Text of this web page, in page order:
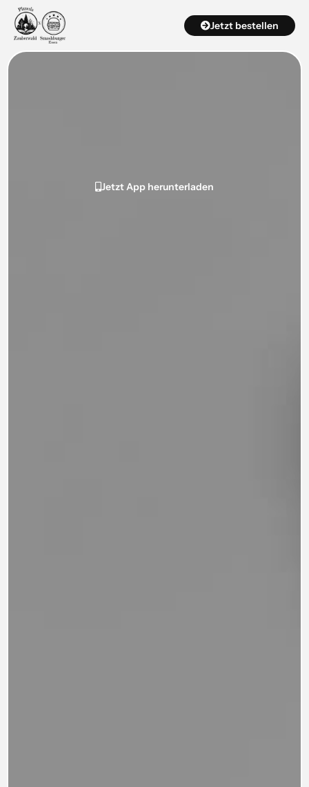
Zum
Inhalt
Jetzt bestellen
Jetzt App herunterladen